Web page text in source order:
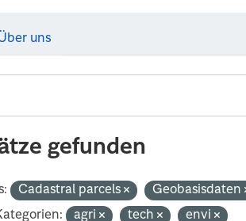
uns
gefunden
Cadastral parcels
Geobasisdaten
agri tech envi